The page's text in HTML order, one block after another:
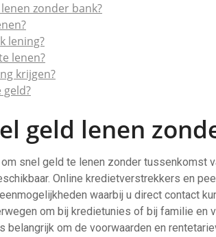
zonder bank?
lening?
lenen?
krijgen?
geld lenen
snel geld te lenen zonder tussenkomst
Online kredietverstrekkers en
waarbij u direct contact
om bij kredietunies of bij familie en
belangrijk om de voorwaarden en